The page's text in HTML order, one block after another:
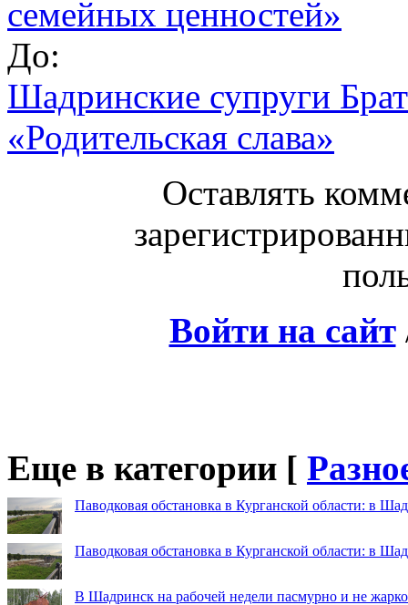
семейных ценностей»
До:
Шадринские супруги
«Родительская слава»
Оставлять
Войти на сайт
Еще в категории [
Паводковая обстановка в Курганской области: в
Паводковая обстановка в Курганской области: в
В Шадринск на рабочей недели пасмурно и не жарко